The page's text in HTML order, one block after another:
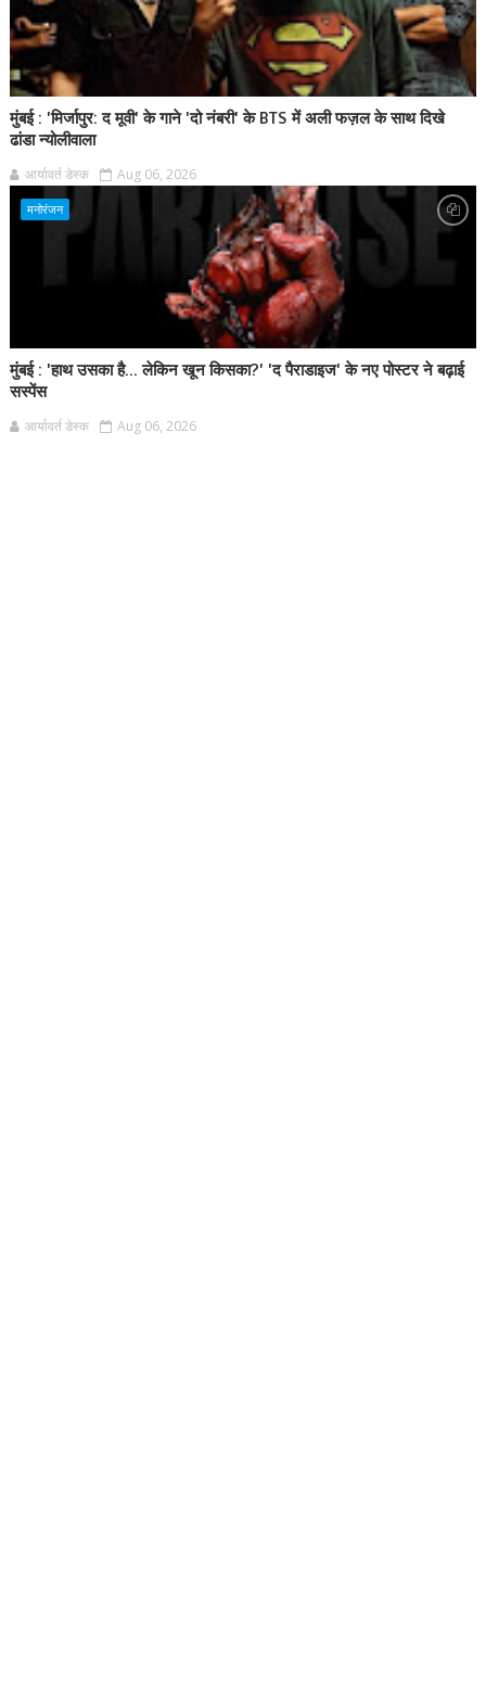
मुंबई : 'मिर्जापुर: द मूवी' के गाने 'दो नंबरी' के BTS में अली फज़ल के साथ दिखे
ढांडा न्योलीवाला
आर्यावर्त डेस्क Aug 06, 2026
मनोरंजन
मुंबई : 'हाथ उसका है... लेकिन खून किसका?' 'द पैराडाइज' के नए पोस्टर ने बढ़ाई
सस्पेंस
आर्यावर्त डेस्क Aug 06, 2026